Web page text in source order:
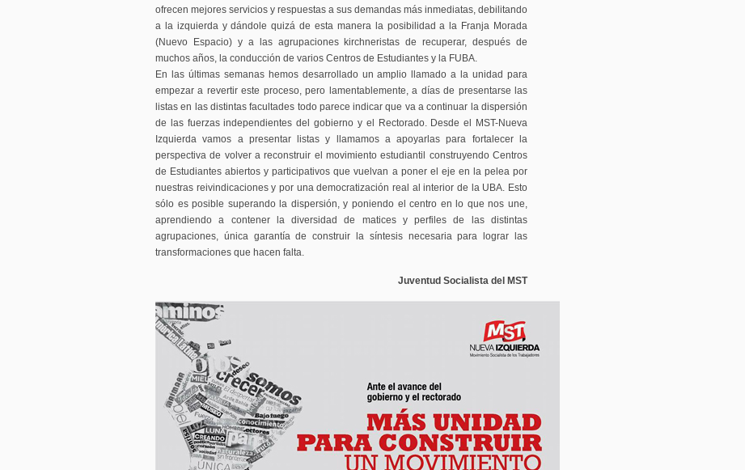
ofrecen mejores servicios y respuestas a sus demandas más inmediatas, debilitando
a la izquierda y dándole quizá de esta manera la posibilidad a la Franja Morada
(Nuevo Espacio) y a las agrupaciones kirchneristas de recuperar, después de
muchos años, la conducción de varios Centros de Estudiantes y la FUBA.
En las últimas semanas hemos desarrollado un amplio llamado a la unidad para
empezar a revertir este proceso, pero lamentablemente, a días de presentarse las
listas en las distintas facultades todo parece indicar que va a continuar la dispersión
de las fuerzas independientes del gobierno y el Rectorado. Desde el MST-Nueva
Izquierda vamos a presentar listas y llamamos a apoyarlas para fortalecer la
perspectiva de volver a reconstruir el movimiento estudiantil construyendo Centros
de Estudiantes abiertos y participativos que vuelvan a poner el eje en la pelea por
nuestras reivindicaciones y por una democratización real al interior de la UBA. Esto
sólo es posible superando la dispersión, y poniendo el centro en lo que nos une,
aprendiendo a contener la diversidad de matices y perfiles de las distintas
agrupaciones, única garantía de construir la síntesis necesaria para lograr las
transformaciones que hacen falta.
Juventud Socialista del MST